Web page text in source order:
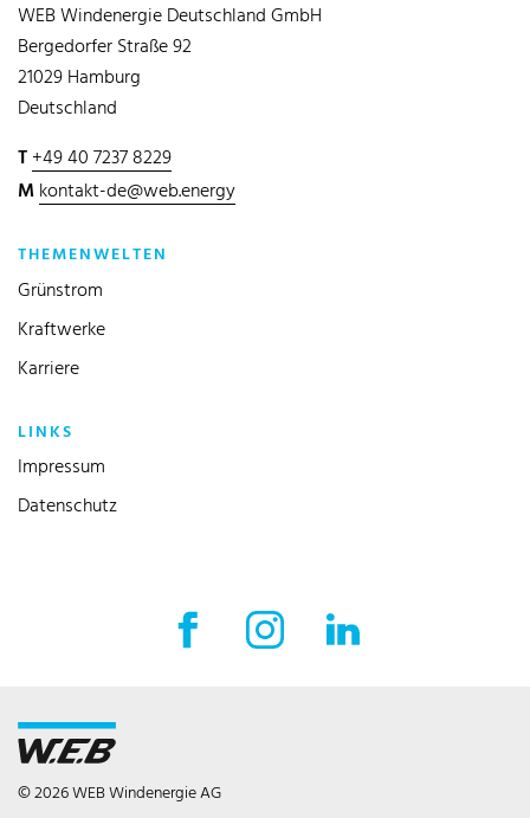
WEB Windenergie Deutschland GmbH
Bergedorfer Straße 92
21029 Hamburg
Deutschland
T+49 40 7237 8229
Mkontakt-de@web.energy
THEMENWELTEN
Grünstrom
Kraftwerke
Karriere
LINKS
Impressum
Datenschutz
Facebook Externer Link
Instagram Externer Link
© 2026 WEB Windenergie AG